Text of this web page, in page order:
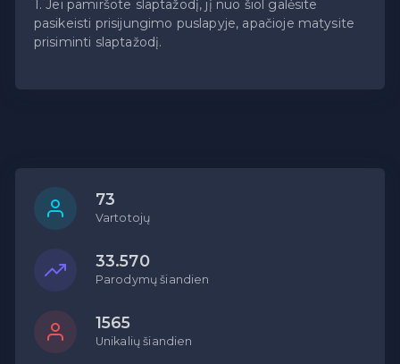
1. Jei pamiršote slaptažodį, jį nuo šiol galėsite
pasikeisti prisijungimo puslapyje, apačioje matysite
prisiminti slaptažodį.
73
Vartotojų
33.570
Parodymų šiandien
1565
Unikalių šiandien